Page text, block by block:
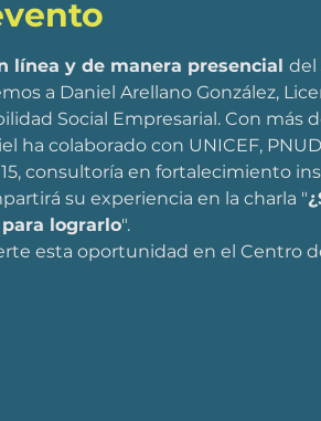
línea y de manera presencial del
a Daniel Arellano González,
Social Empresarial. Con más
ha colaborado con UNICEF,
consultoría en fortalecimiento
su experiencia en la charla "
lograrlo".
esta oportunidad en el Centro